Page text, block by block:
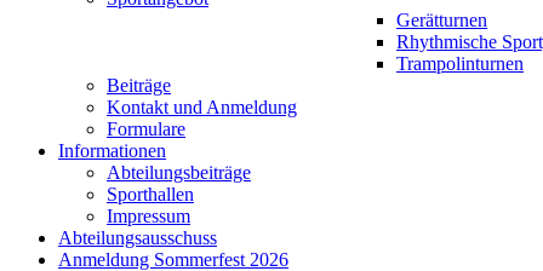
Gerätturnen
Rhythmische
Trampolinturnen
Beiträge
Kontakt und Anmeldung
Formulare
Informationen
Abteilungsbeiträge
Sporthallen
Impressum
Abteilungsausschuss
Anmeldung Sommerfest 2026